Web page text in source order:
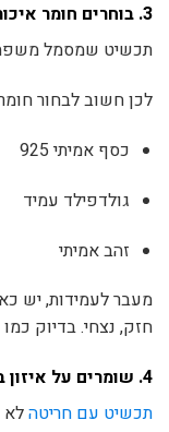
3. בוחרים חומר איכותי
תכשיט שמסמל
לכן חשוב לבחור
כסף אמיתי 925
גולדפילד עמיד
זהב אמיתי
מעבר לעמידות, יש
חזק, נצחי. בדיוק
4. שומרים על איזון בין רגש לסטייל
תכשיט עם חריטהלא